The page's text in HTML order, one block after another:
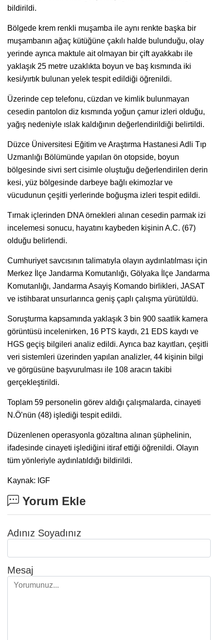
bildirildi.
Bölgede krem renkli muşamba ile aynı renkte başka bir
muşambanın ağaç kütüğüne çakılı halde bulunduğu, olay
yerinde ayrıca maktule ait olmayan bir çift ayakkabı ile
yaklaşık 25 metre uzaklıkta boyun ve baş kısmında iki
kesi/yırtık bulunan yelek tespit edildiği öğrenildi.
Üzerinde cep telefonu, cüzdan ve kimlik bulunmayan
cesedin pantolon diz kısmında yoğun çamur izleri olduğu,
yağış nedeniyle ıslak kaldığının değerlendirildiği belirtildi.
Düzce Üniversitesi Eğitim ve Araştırma Hastanesi Adli Tıp
Uzmanlığı Bölümünde yapılan ön otopside, boyun
bölgesinde sivri sert cisimle oluştuğu değerlendirilen derin
kesi, yüz bölgesinde darbeye bağlı ekimozlar ve
vücudunun çeşitli yerlerinde boğuşma izleri tespit edildi.
Tırnak içlerinden DNA örnekleri alınan cesedin parmak izi
incelemesi sonucu, hayatını kaybeden kişinin A.C. (67)
olduğu belirlendi.
Cumhuriyet savcısının talimatıyla olayın aydınlatılması için
Merkez İlçe Jandarma Komutanlığı, Gölyaka İlçe Jandarma
Komutanlığı, Jandarma Asayiş Komando birlikleri, JASAT
ve istihbarat unsurlarınca geniş çaplı çalışma yürütüldü.
Soruşturma kapsamında yaklaşık 3 bin 900 saatlik kamera
görüntüsü incelenirken, 16 PTS kaydı, 21 EDS kaydı ve
HGS geçiş bilgileri analiz edildi. Ayrıca baz kayıtları, çeşitli
veri sistemleri üzerinden yapılan analizler, 44 kişinin bilgi
ve görgüsüne başvurulması ile 108 aracın takibi
gerçekleştirildi.
Toplam 59 personelin görev aldığı çalışmalarda, cinayeti
N.Ö’nün (48) işlediği tespit edildi.
Düzenlenen operasyonla gözaltına alınan şüphelinin,
ifadesinde cinayeti işlediğini itiraf ettiği öğrenildi. Olayın
tüm yönleriyle aydınlatıldığı bildirildi.
Kaynak: IGF
Yorum Ekle
Adınız Soyadınız
Mesaj